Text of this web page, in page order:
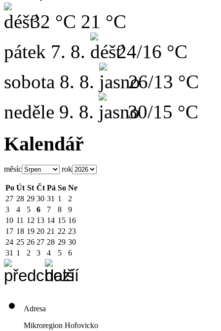
32 °C 21 °C
pátek 7. 8.
24/16 °C
sobota 8. 8.
26/13 °C
neděle 9. 8. 30/15 °C
Kalendář
měsíc rok
Po Út St Čt Pá So Ne
27 28 29 30 31 1
2
3
4 5 6 7 8
9
10 11 12 13 14 15 16
17 18 19 20 21 22 23
24 25 26 27 28 29 30
31 1 2 3 4 5 6
Adresa
Mikroregion Hořovicko